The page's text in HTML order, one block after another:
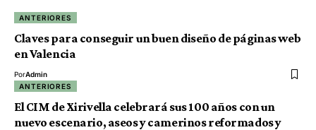
ANTERIORES
Claves para conseguir un buen diseño de páginas web
en Valencia
PorAdmin
ANTERIORES
El CIM de Xirivella celebrará sus 100 años con un
nuevo escenario, aseos y camerinos reformados y